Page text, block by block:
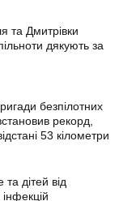
та Дмитрівки
дякують за
безпілотних
рекорд,
53 кілометри
та дітей від